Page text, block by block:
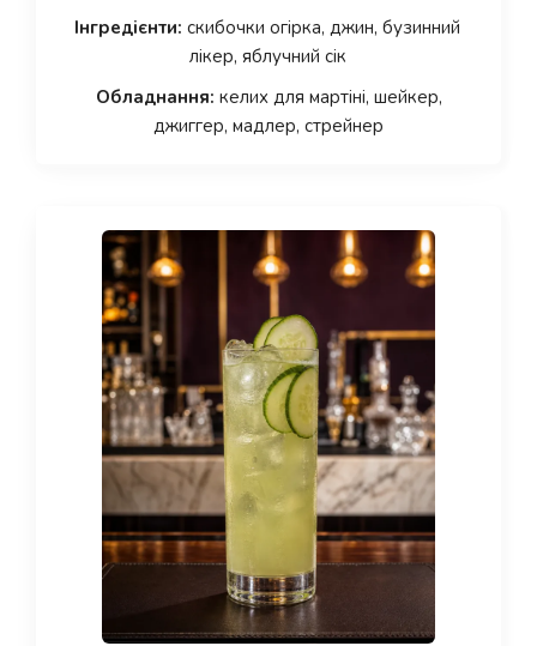
Інгредієнти: скибочки огірка, джин, бузинний
лікер, яблучний сік
Обладнання: келих для мартіні, шейкер,
джиггер, мадлер, стрейнер